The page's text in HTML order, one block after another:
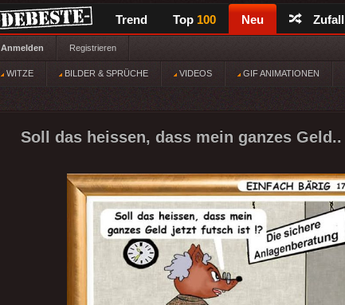
Trend Top 100 Neu Zufall
Anmelden Registrieren
WITZE BILDER & SPRÜCHE VIDEOS GIF ANIMATIONEN
Soll das heissen, dass mein ganzes Geld..